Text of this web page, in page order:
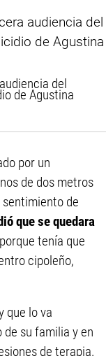
del
de Agustina
por un
de dos metros
sentimiento de
que se quedara
tenía que
cipoleño,
que lo va
su familia y en
de terapia.